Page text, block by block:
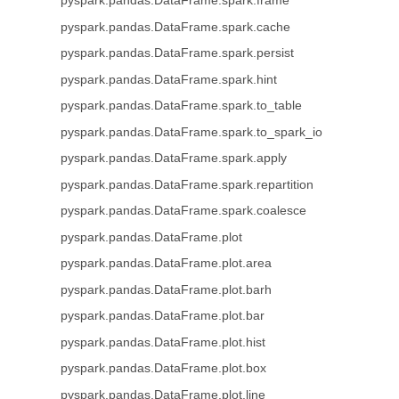
pyspark.pandas.DataFrame.spark.cache
pyspark.pandas.DataFrame.spark.persist
pyspark.pandas.DataFrame.spark.hint
pyspark.pandas.DataFrame.spark.to_table
pyspark.pandas.DataFrame.spark.to_spark_io
pyspark.pandas.DataFrame.spark.apply
pyspark.pandas.DataFrame.spark.repartition
pyspark.pandas.DataFrame.spark.coalesce
pyspark.pandas.DataFrame.plot
pyspark.pandas.DataFrame.plot.area
pyspark.pandas.DataFrame.plot.barh
pyspark.pandas.DataFrame.plot.bar
pyspark.pandas.DataFrame.plot.hist
pyspark.pandas.DataFrame.plot.box
pyspark.pandas.DataFrame.plot.line